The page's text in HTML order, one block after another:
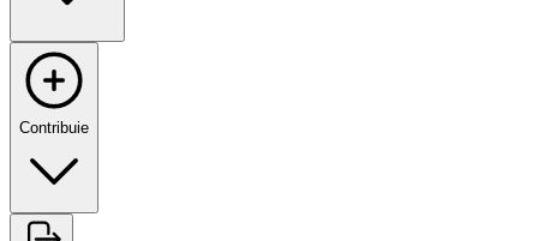
Contribuie